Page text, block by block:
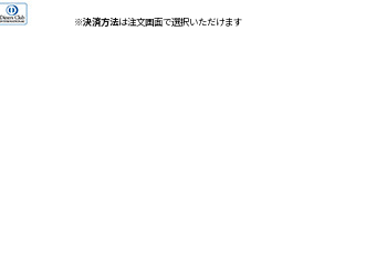
※決済方法は注文画面で選択いただけます